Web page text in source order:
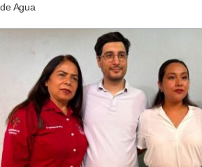
de Agua